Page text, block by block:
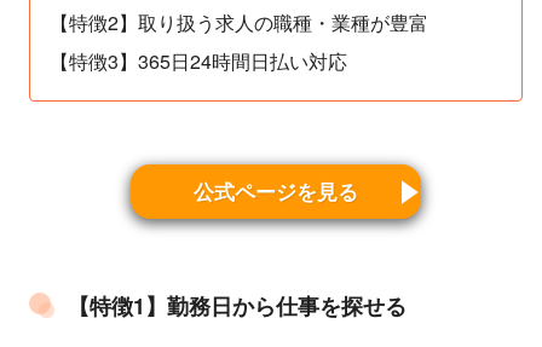
【特徴2】取り扱う求人の職種・業種が豊富
【特徴3】365日24時間日払い対応
公式ページを見る
【特徴1】勤務日から仕事を探せる